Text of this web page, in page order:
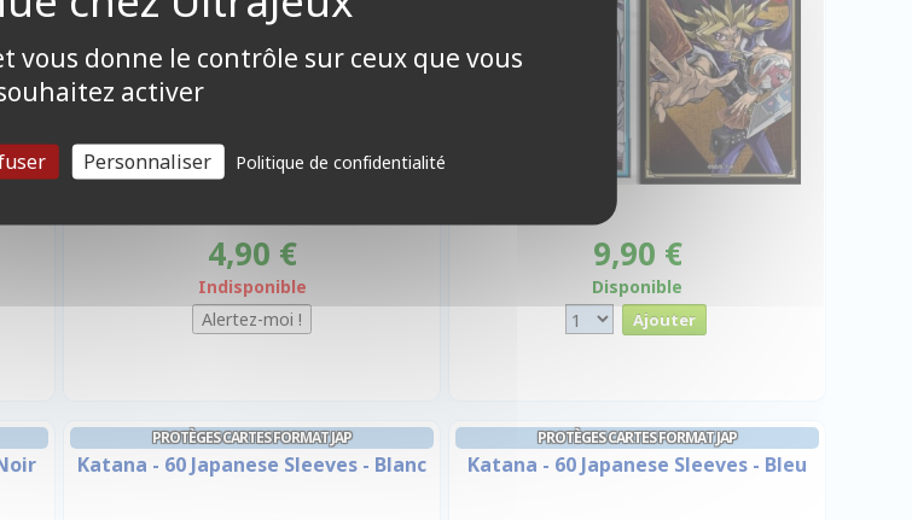
4,90 €
Indisponible
9,90 €
Disponible
PROTÈGES CARTES FORMAT JAP
Katana - 60 Japanese Sleeves - Blanc
PROTÈGES CARTES FORMAT JAP
Katana - 60 Japanese Sleeves - Bleu
vous donne le contrôle sur ceux que vous
activer
Personnaliser Politique de confidentialité